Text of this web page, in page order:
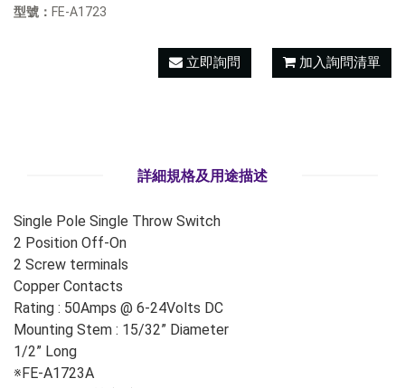
型號： FE-A1723
立即詢問 加入詢問清單
詳細規格及用途描述
Single Pole Single Throw Switch
2 Position Off-On
2 Screw terminals
Copper Contacts
Rating : 50Amps @ 6-24Volts DC
Mounting Stem : 15/32” Diameter
1/2” Long
※FE-A1723A